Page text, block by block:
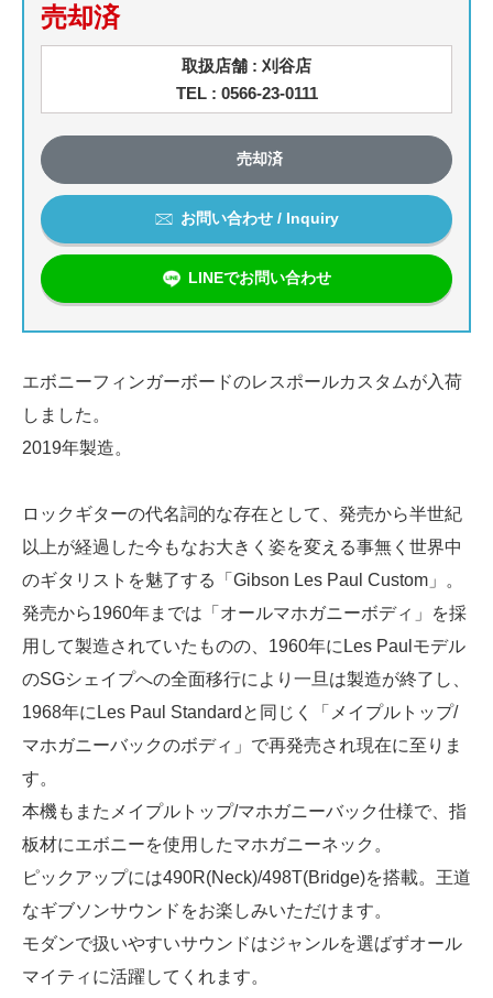
売却済
取扱店舗 : 刈谷店
TEL : 0566-23-0111
売却済
お問い合わせ / Inquiry
LINEでお問い合わせ
エボニーフィンガーボードのレスポールカスタムが入荷
しました。
2019年製造。
ロックギターの代名詞的な存在として、発売から半世紀
以上が経過した今もなお大きく姿を変える事無く世界中
のギタリストを魅了する「Gibson Les Paul Custom」。
発売から1960年までは「オールマホガニーボディ」を採
用して製造されていたものの、1960年にLes Paulモデル
のSGシェイプへの全面移行により一旦は製造が終了し、
1968年にLes Paul Standardと同じく「メイプルトップ/
マホガニーバックのボディ」で再発売され現在に至りま
す。
本機もまたメイプルトップ/マホガニーバック仕様で、指
板材にエボニーを使用したマホガニーネック。
ピックアップには490R(Neck)/498T(Bridge)を搭載。王道
なギブソンサウンドをお楽しみいただけます。
モダンで扱いやすいサウンドはジャンルを選ばずオール
マイティに活躍してくれます。